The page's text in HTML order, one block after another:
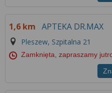
1,6 km APTEKA DR.MAX
Pleszew, Szpitalna 21
Zamknięta, zapraszamy